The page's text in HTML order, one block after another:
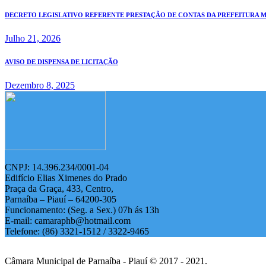
DECRETO LEGISLATIVO REFERENTE PRESTAÇÃO DE CONTAS DA PREFEITURA
Julho 21, 2026
AVISO DE DISPENSA DE LICITAÇÃO
Dezembro 8, 2025
CNPJ: 14.396.234/0001-04
Edifício Elias Ximenes do Prado
Praça da Graça, 433, Centro,
Parnaíba – Piauí – 64200-305
Funcionamento: (Seg. a Sex.) 07h ás 13h
E-mail: camaraphb@hotmail.com
Telefone: (86) 3321-1512 / 3322-9465
Câmara Municipal de Parnaíba - Piauí © 2017 - 2021.